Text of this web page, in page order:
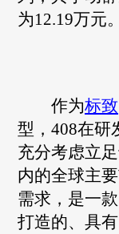
为12.19万元
作为标致
型，408在研
充分考虑立
内的全球主
需求，是一
打造的、具